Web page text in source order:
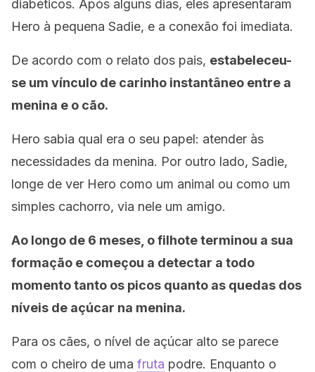
diabéticos. Após alguns dias, eles apresentaram
Hero à pequena Sadie, e a conexão foi imediata.
De acordo com o relato dos pais, estabeleceu-
se um vínculo de carinho instantâneo entre a
menina e o cão.
Hero sabia qual era o seu papel: atender às
necessidades da menina. Por outro lado, Sadie,
longe de ver Hero como um animal ou como um
simples cachorro, via nele um amigo.
Ao longo de 6 meses, o filhote terminou a sua
formação e começou a detectar a todo
momento tanto os picos quanto as quedas dos
níveis de açúcar na menina.
Para os cães, o nível de açúcar alto se parece
com o cheiro de uma fruta podre. Enquanto o